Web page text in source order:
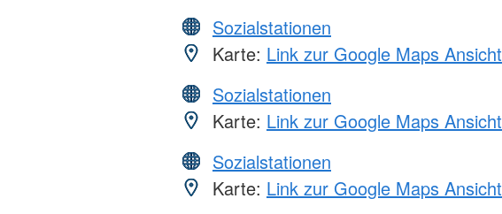
Sozialstationen
Karte: Link zur Google Maps Ansicht
Sozialstationen
Karte: Link zur Google Maps Ansicht
Sozialstationen
Karte: Link zur Google Maps Ansicht